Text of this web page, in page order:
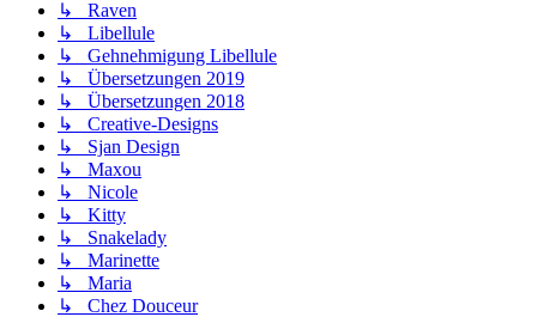
↳ Raven
↳ Libellule
↳ Gehnehmigung Libellule
↳ Übersetzungen 2019
↳ Übersetzungen 2018
↳ Creative-Designs
↳ Sjan Design
↳ Maxou
↳ Nicole
↳ Kitty
↳ Snakelady
↳ Marinette
↳ Maria
↳ Chez Douceur